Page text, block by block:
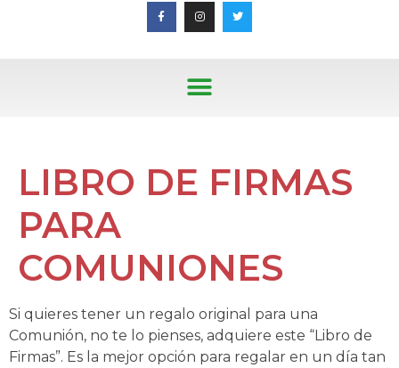
LIBRO DE FIRMAS
PARA
COMUNIONES
Si quieres tener un regalo original para una
Comunión, no te lo pienses, adquiere este “Libro de
Firmas”. Es la mejor opción para regalar en un día tan